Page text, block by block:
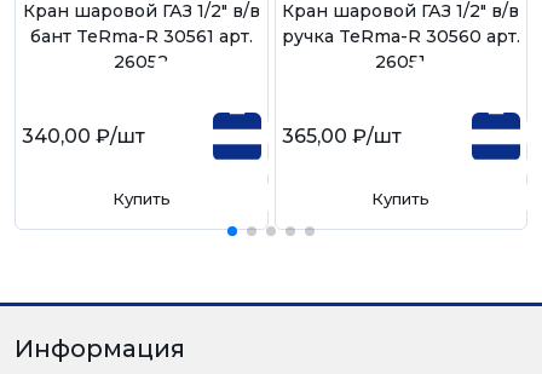
Кран шаровой ГАЗ 1/2" в/в
бант TeRma-R 30561 арт.
26052
340,00 ₽/шт
Купить
Кран шаровой ГАЗ 1/2" в/в
ручка TeRma-R 30560 арт.
26051
365,00 ₽/шт
Купить
Информация